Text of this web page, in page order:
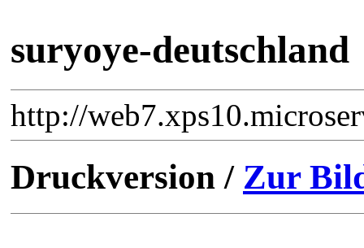
suryoye-deutschland
http://
Druckversion / Zur